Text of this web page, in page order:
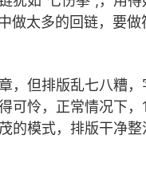
太多的回链，要做
但排版乱七八糟，
怜，正常情况下，
的模式，排版干净